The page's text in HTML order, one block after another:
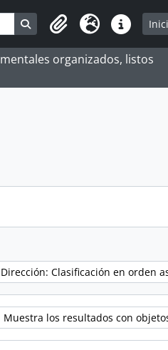
Search in browse page
Portapapeles
Idioma Enlaces
organizados, listos
Dirección: Clasificación en orden
Muestra los resultados con